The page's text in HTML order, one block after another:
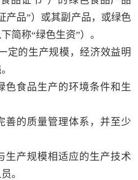
产品”）或其副产品，或绿色
简称“绿色生资”）。
定的生产规模，经济效益明
色食品生产的环境条件和生
善的质量管理体系，并至少
生产规模相适应的生产技术
。